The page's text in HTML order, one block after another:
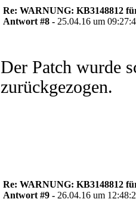
Re: WARNUNG: KB3148812
Antwort #8 - 25.04.16 um
Der Patch wurde
zurückgezogen.
Re: WARNUNG: KB3148812
Antwort #9 - 26.04.16 um